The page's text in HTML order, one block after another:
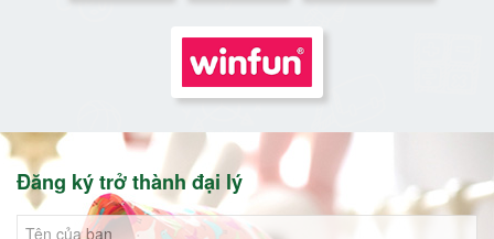
Đăng ký trở thành đại lý